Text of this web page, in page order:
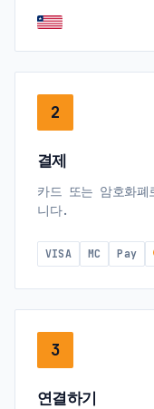
2
결제
카드 또는 암호화
니다.
VISA MC Pay
3
연결하기